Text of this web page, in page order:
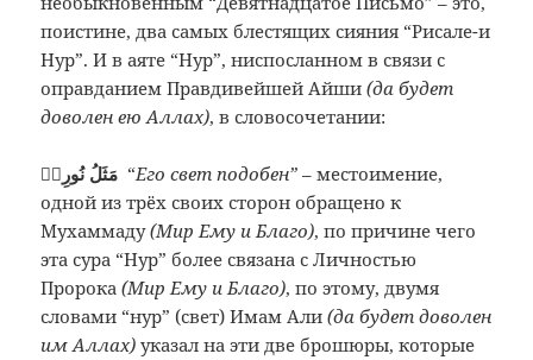
поистине, два самых блестящих сияния “Рисале-и
Нур”. И в аяте “Нур”, ниспосланном в связи с
оправданием Правдивейшей Айши(да будет
доволен ею Аллах), в словосочетании:
“Его свет подобен”– местоимение,
одной из трёх своих сторон обращено к
Мухаммаду(Мир Ему и Благо), по причине чего
эта сура “Нур” более связана с Личностью
Пророка(Мир Ему и Благо), по этому, двумя
словами “нур” (свет) Имам Али(да будет доволен
им Аллах) указал на эти две брошюры, которые